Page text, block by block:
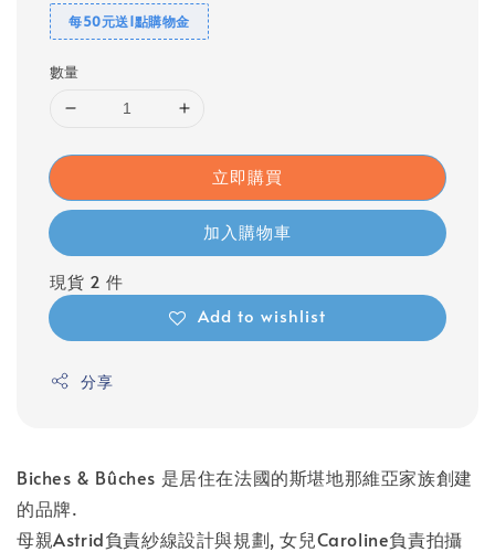
每50元送1點購物金
數量
立即購買
加入購物車
現貨 2 件
Add to wishlist
分享
Biches & Bûches 是居住在法國的斯堪地那維亞家族創建
的品牌.
母親Astrid負責紗線設計與規劃, 女兒Caroline負責拍攝